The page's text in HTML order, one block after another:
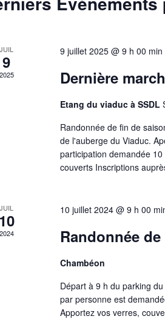
JUIL
9
2025
9 juillet 2025 @ 9 h 00 min
Dernière
Etang du viaduc à SSDL
Randonnée de fin de
de l'auberge du Viaduc.
participation demandée
couverts Inscriptions
JUIL
10
2024
10 juillet 2024 @ 9 h 00
Randonnée
Chambéon
Départ à 9 h du parking
par personne est
Apportez vos verres,